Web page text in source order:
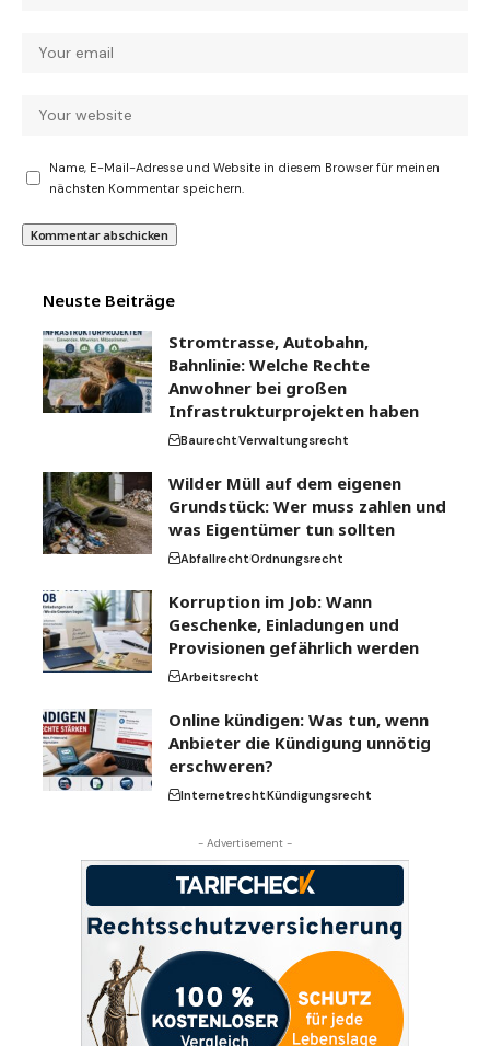
Name, E-Mail-Adresse und Website in diesem Browser für meinen
nächsten Kommentar speichern.
Neuste Beiträge
Stromtrasse, Autobahn,
Bahnlinie: Welche Rechte
Anwohner bei großen
Infrastrukturprojekten haben
BaurechtVerwaltungsrecht
Wilder Müll auf dem eigenen
Grundstück: Wer muss zahlen und
was Eigentümer tun sollten
AbfallrechtOrdnungsrecht
Korruption im Job: Wann
Geschenke, Einladungen und
Provisionen gefährlich werden
Arbeitsrecht
Online kündigen: Was tun, wenn
Anbieter die Kündigung unnötig
erschweren?
InternetrechtKündigungsrecht
- Advertisement -